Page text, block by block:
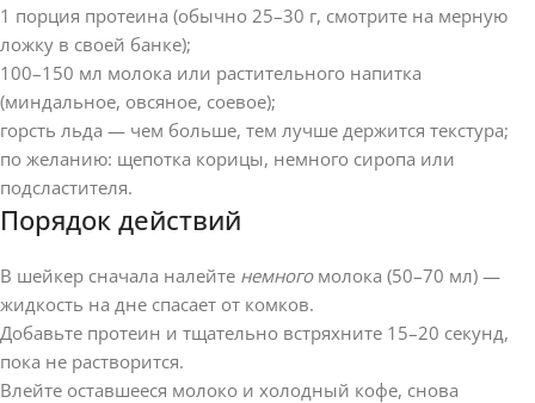
1 порция протеина (обычно 25–30 г, смотрите на мерную
ложку в своей банке);
100–150 мл молока или растительного напитка
(миндальное, овсяное, соевое);
горсть льда — чем больше, тем лучше держится текстура;
по желанию: щепотка корицы, немного сиропа или
подсластителя.
Порядок действий
В шейкер сначала налейте немногомолока (50–70 мл) —
жидкость на дне спасает от комков.
Добавьте протеин и тщательно встряхните 15–20 секунд,
пока не растворится.
Влейте оставшееся молоко и холодный кофе, снова